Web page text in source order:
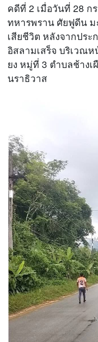
คดีที่ 2 เมื่อวันที่ 28 ก
ทหารพราน ศัยฟูดีน ม
เสียชีวิต หลังจากปร
อิสลามเสร็จ บริเวณ
ยง หมู่ที่ 3 ตำบลช้างเ
นราธิวาส